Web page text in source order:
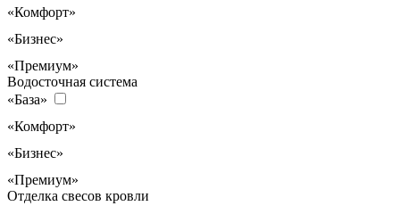
«Комфорт»
«Бизнес»
«Премиум»
Водосточная система
«База»
«Комфорт»
«Бизнес»
«Премиум»
Отделка свесов кровли